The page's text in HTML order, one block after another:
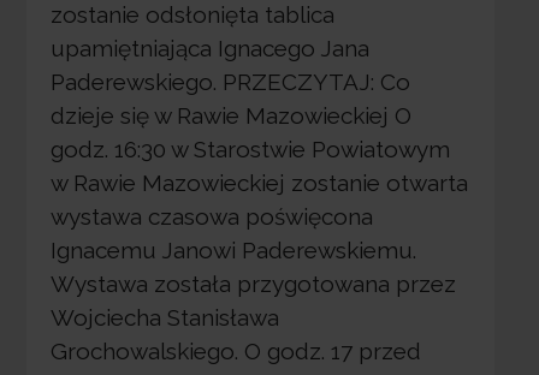
zostanie odsłonięta tablica
upamiętniająca Ignacego Jana
Paderewskiego. PRZECZYTAJ: Co
dzieje się w Rawie Mazowieckiej O
godz. 16:30 w Starostwie Powiatowym
w Rawie Mazowieckiej zostanie otwarta
wystawa czasowa poświęcona
Ignacemu Janowi Paderewskiemu.
Wystawa została przygotowana przez
Wojciecha Stanisława
Grochowalskiego. O godz. 17 przed